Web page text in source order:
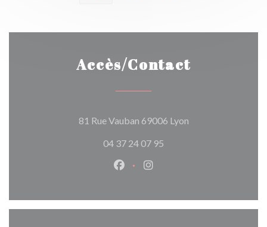
Accès/Contact
81 Rue Vauban 69006 Lyon((ouvre une
04 37 24 07 95
Facebook ((ouvre une
Instagram ((ouvre une